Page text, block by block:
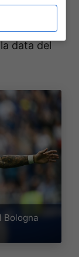
Genoa-
e per
data del
Bologna